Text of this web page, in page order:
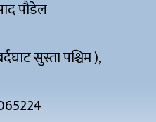
पौडेल
सुस्ता पश्चिम ),